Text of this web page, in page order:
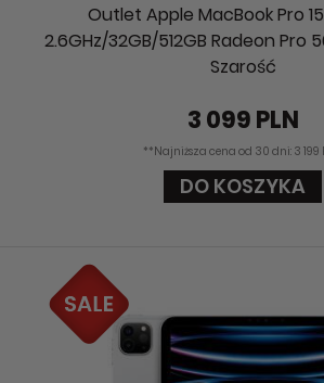
Outlet Apple MacBook Pro
2.6GHz/32GB/512GB Radeon Pro
Szarość
3 099 PLN
**Najniższa cena od 30 dni: 3 199
DO KOSZYKA